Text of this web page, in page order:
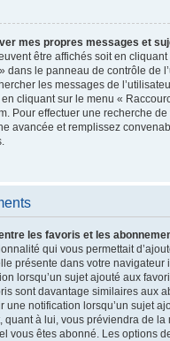
mes propres messages et
être affichés soit en cliquant
dans le panneau de contrôle de
les messages de
cliquant sur le menu «
Pour effectuer une recherche
avancée et remplissez
les favoris et les
qui vous permettait
présente dans votre navigateur
lorsqu’un sujet ajouté aux
sont davantage similaires aux
une notification lorsqu’un sujet
quant à lui, vous préviendra de la
vous êtes abonné. Les options